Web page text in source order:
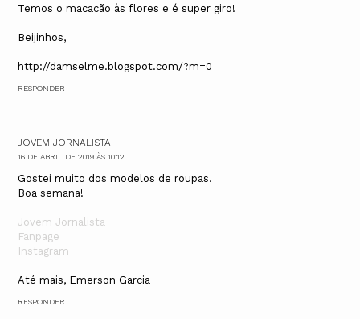
Temos o macacão às flores e é super giro!
Beijinhos,
http://damselme.blogspot.com/?m=0
RESPONDER
JOVEM JORNALISTA
16 DE ABRIL DE 2019 ÀS 10:12
Gostei muito dos modelos de roupas.
Boa semana!
Jovem Jornalista
Fanpage
Instagram
Até mais, Emerson Garcia
RESPONDER